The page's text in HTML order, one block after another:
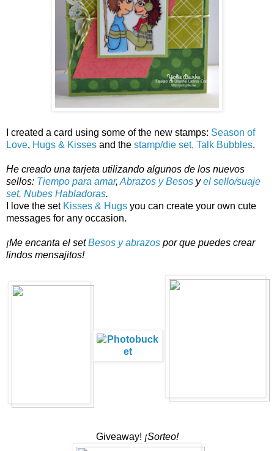
I created a card using some of the new stamps: Season of
Love, Hugs & Kisses and the stamp/die set, Talk Bubbles.
He creado una tarjeta utilizando algunos de los nuevos
sellos: Tiempo para amar, Abrazos y Besos yel sello/suaje
set, Nubes Habladoras.
I love the set Kisses & Hugs you can create your own cute
messages for any occasion.
¡Me encanta el setBesos y abrazos por que puedes crear
lindos mensajitos!
Giveaway! ¡Sorteo!